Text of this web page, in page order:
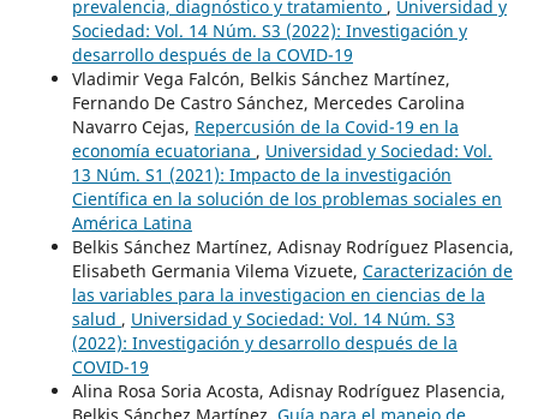
prevalencia, diagnóstico y tratamiento , Universidad y
Sociedad: Vol. 14 Núm. S3 (2022): Investigación y
desarrollo después de la COVID-19
Vladimir Vega Falcón, Belkis Sánchez Martínez,
Fernando De Castro Sánchez, Mercedes Carolina
Navarro Cejas, Repercusión de la Covid-19 en la
economía ecuatoriana , Universidad y Sociedad: Vol.
13 Núm. S1 (2021): Impacto de la investigación
Científica en la solución de los problemas sociales en
América Latina
Belkis Sánchez Martínez, Adisnay Rodríguez Plasencia,
Elisabeth Germania Vilema Vizuete, Caracterización de
las variables para la investigacion en ciencias de la
salud , Universidad y Sociedad: Vol. 14 Núm. S3
(2022): Investigación y desarrollo después de la
COVID-19
Alina Rosa Soria Acosta, Adisnay Rodríguez Plasencia,
Belkis Sánchez Martínez, Guía para el manejo de